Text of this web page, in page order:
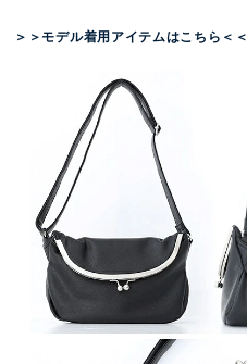
＞＞モデル着用アイテムはこちら＜＜